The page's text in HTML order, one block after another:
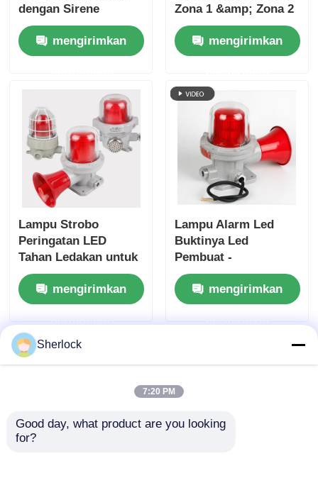
dengan Sirene
mengirimkan
Zona 1 &amp; Zona 2
mengirimkan
Lampu Strobo
Peringatan LED
Tahan Ledakan untuk
Keamanan Pabrik
mengirimkan
permintaan
Lampu Alarm Led
Buktinya Led
Pembuat -
Pengiriman Cepat
mengirimkan
permintaan
Sherlock
7:20 PM
Good day, what product are you looking
for?